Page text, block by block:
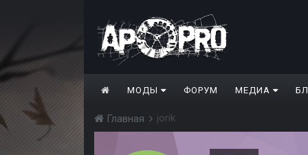
МОДЫ ФОРУМ МЕДИА
Главная jorik